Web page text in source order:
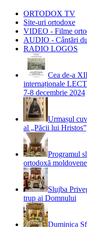
ORTODOX TV
Site-uri ortodoxe
VIDEO - Filme
AUDIO - Cântări
RADIO LOGOS
Cea de-a
internaționale
7-8 decembrie 2024
Urmașul
al „Păcii lui
Programul
ortodoxă
Slujba
trup ai Domnului
Duminica